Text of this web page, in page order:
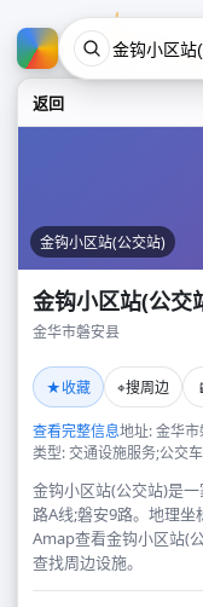
返回
金钩小区站(公交站)
金钩小区站(公交
金华市磐安县
★收藏 ⌖搜周边
查看完整信息地址: 金华
类型: 交通设施服务;公交
金钩小区站(公交站)是
路A线;磐安9路。地理坐
Amap查看金钩小区站(
查找周边设施。